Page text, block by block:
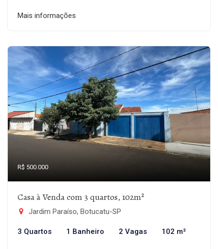
Mais informações
R$ 500.000
Casa à Venda com 3 quartos, 102m²
Jardim Paraíso, Botucatu-SP
3 Quartos 1 Banheiro 2 Vagas 102 m²